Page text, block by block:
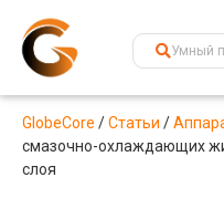
GlobeCore /Статьи /
смазочно-охлаждающих
слоя